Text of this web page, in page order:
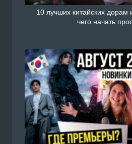
10 лучших китайских дорам
чего начать